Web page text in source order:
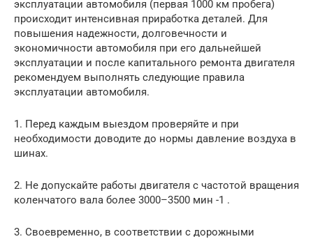
эксплуатации автомобиля (первая 1000 км пробега)
происходит интенсивная приработка деталей. Для
повышения надежности, долговечности и
экономичности автомобиля при его дальнейшей
эксплуатации и после капитального ремонта двигателя
рекомендуем выполнять следующие правила
эксплуатации автомобиля.
1. Перед каждым выездом проверяйте и при
необходимости доводите до нормы давление воздуха в
шинах.
2. Не допускайте работы двигателя с частотой вращения
коленчатого вала более 3000–3500 мин -1 .
3. Своевременно, в соответствии с дорожными